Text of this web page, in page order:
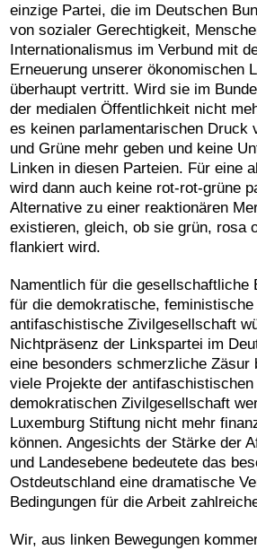
einzige Partei, die im Deutschen
von sozialer Gerechtigkeit,
Internationalismus im Verbund mit
Erneuerung unserer ökonomischen
überhaupt vertritt. Wird sie im
der medialen Öffentlichkeit nicht
es keinen parlamentarischen Druck
und Grüne mehr geben und keine
Linken in diesen Parteien. Für eine
wird dann auch keine rot-rot-grüne
Alternative zu einer reaktionären
existieren, gleich, ob sie grün, rosa
flankiert wird.
Namentlich für die gesellschaftliche
für die demokratische, feministische
antifaschistische Zivilgesellschaft
Nichtpräsenz der Linkspartei im
eine besonders schmerzliche Zäsur
viele Projekte der antifaschistischen
demokratischen Zivilgesellschaft
Luxemburg Stiftung nicht mehr
können. Angesichts der Stärke der
und Landesebene bedeutete das
Ostdeutschland eine dramatische
Bedingungen für die Arbeit
Wir, aus linken Bewegungen